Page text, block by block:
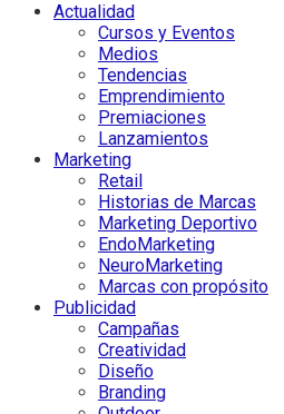
Actualidad
Cursos y Eventos
Medios
Tendencias
Emprendimiento
Premiaciones
Lanzamientos
Marketing
Retail
Historias de Marcas
Marketing Deportivo
EndoMarketing
NeuroMarketing
Marcas con propósito
Publicidad
Campañas
Creatividad
Diseño
Branding